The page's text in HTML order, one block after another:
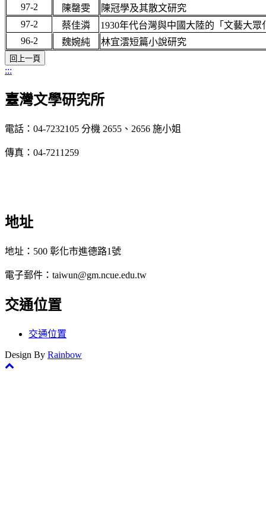
97-2 陳罄雯
陳冠學及其散文研究
97-2
蔡佳潾
1930年代台灣與中國大陸的「文藝大眾
96-2
魏婉純 林宜澐短篇小說研究
:::
臺灣文學研究所
電話：04-7232105 分機 2655、2656 施小姐
傳真：04-7211259
地址
地址：500 彰化市進德路1號
電子郵件：taiwun@gm.ncue.edu.tw
交通位置
交通位置
Design By Rainbow